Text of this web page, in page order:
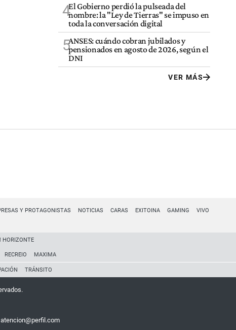
4El Gobierno perdió la pulseada del
nombre: la "Ley de Tierras" se impuso en
toda la conversación digital
5ANSES: cuándo cobran jubilados y
pensionados en agosto de 2026, según el
DNI
VER MÁS
Y PROTAGONISTAS NOTICIAS CARAS EXITOINA GAMING VIVO
HORIZONTE
RECREIO MAXIMA
TRÁNSITO
atencion@perfil.com